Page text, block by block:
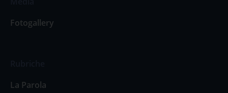
Fotogallery
La Parola